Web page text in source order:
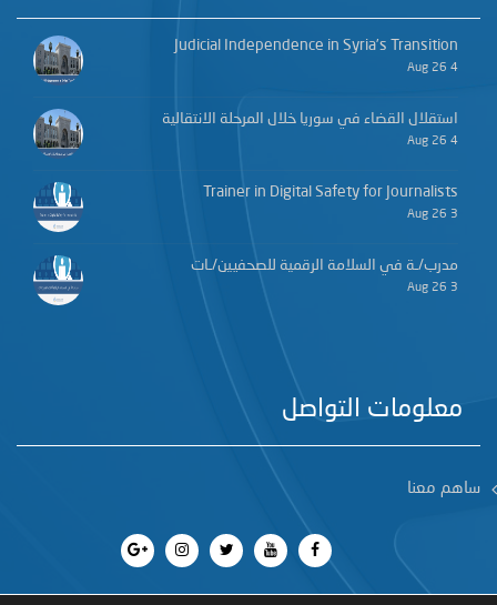
Judicial Independence in Syria’s Transition
4 Aug 26
استقلال القضاء في سوريا خلال المرحلة الانتقالية
4 Aug 26
Trainer in Digital Safety for Journalists
3 Aug 26
مدرب/ـة في السلامة الرقمية للصحفيين/ـات
3 Aug 26
معلومات التواصل
ساهم معنا